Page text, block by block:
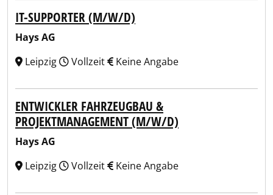
IT-SUPPORTER (M/W/D)
Hays AG
Leipzig
Vollzeit Keine Angabe
ENTWICKLER FAHRZEUGBAU &
PROJEKTMANAGEMENT (M/W/D)
Hays AG
Leipzig
Vollzeit Keine Angabe